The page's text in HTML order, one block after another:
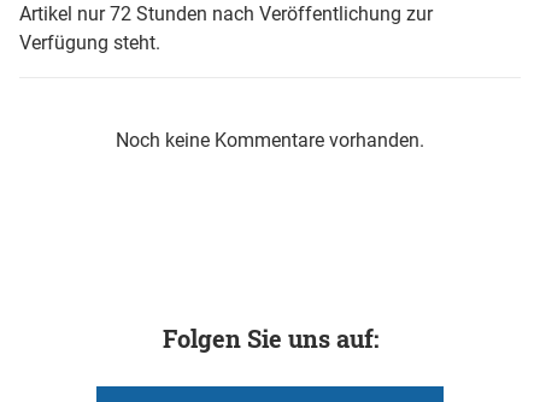
Artikel nur 72 Stunden nach Veröffentlichung zur
Verfügung steht.
Noch keine Kommentare vorhanden.
Folgen Sie uns auf: